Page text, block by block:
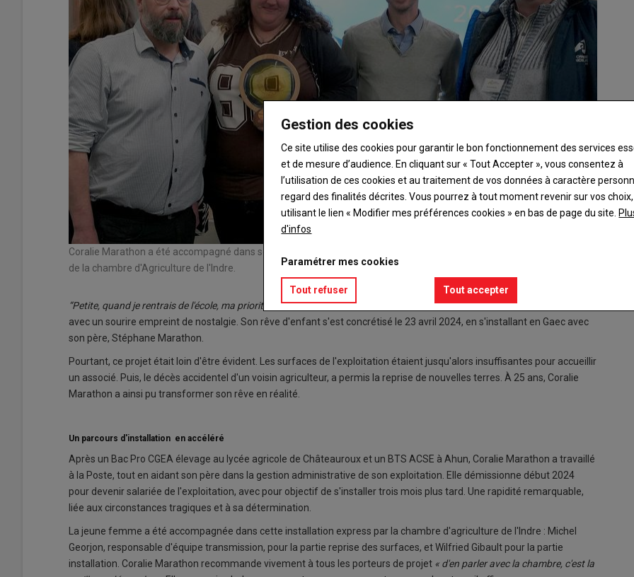
Coralie Marathon a été accompagné dans son projet de reprise et d'installation par Michel Georjon et Wilfried Gibault
de la chambre d'Agriculture de l'Indre.
“Petite, quand je rentrais de l'école, ma priorité était d'aller voir mes vaches. C'était ma ferme »,raconte Coralie Marathon
avec un sourire empreint de nostalgie. Son rêve d'enfant s'est concrétisé le 23 avril 2024, en s'installant en Gaec avec
son père, Stéphane Marathon.
Pourtant, ce projet était loin d'être évident. Les surfaces de l'exploitation étaient jusqu'alors insuffisantes pour accueillir
un associé. Puis, le décès accidentel d'un voisin agriculteur, a permis la reprise de nouvelles terres. À 25 ans, Coralie
Marathon a ainsi pu transformer son rêve en réalité.
Un parcours d'installation en accéléré
Après un Bac Pro CGEA élevage au lycée agricole de Châteauroux et un BTS ACSE à Ahun, Coralie Marathon a travaillé
à la Poste, tout en aidant son père dans la gestion administrative de son exploitation. Elle démissionne début 2024
pour devenir salariée de l'exploitation, avec pour objectif de s'installer trois mois plus tard. Une rapidité remarquable,
liée aux circonstances tragiques et à sa détermination.
La jeune femme a été accompagnée dans cette installation express par la chambre d'agriculture de l'Indre : Michel
Georjon, responsable d'équipe transmission, pour la partie reprise des surfaces, et Wilfried Gibault pour la partie
installation. Coralie Marathon recommande vivement à tous les porteurs de projet « d'en parler avec la chambre, c'est la
Gestion des cookies
Ce site utilise des cookies pour garantir le bon fonctionnement des services
et de mesure d’audience. En cliquant sur « Tout Accepter », vous consentez à
l’utilisation de ces cookies et au traitement de vos données à caractère
regard des finalités décrites. Vous pourrez à tout moment revenir sur vos
utilisant le lien « Modifier mes préférences cookies » en bas de page du site.
d'infos
Paramétrer mes cookies
Tout refuser Tout accepter